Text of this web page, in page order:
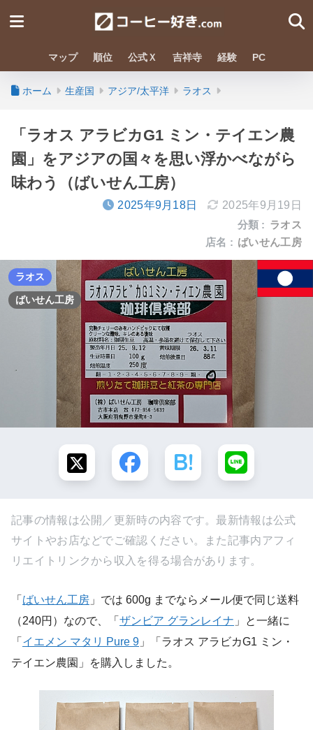
マップ 順位 公式Ｘ 吉祥寺 経験 PC
ホーム 生産国 アジア/太平洋 ラオス
「ラオス アラビカG1 ミン・テイエン農
園」をアジアの国々を思い浮かべながら
味わう（ばいせん工房）
2025年9月18日
2025年9月19日
分類 : ラオス
店名 : ばいせん工房
ラオス
ばいせん工房
記事の情報は公開／更新時の内容です。最新情報は公式
サイトやお店などでご確認ください。また記事内アフィ
リエイトリンクから収入を得る場合があります。
「 ばいせん工房 」では 600g までならメール便で同じ送料
（240円）なので、「 ザンビア グランレイナ 」と一緒に
「 イエメン マタリ Pure 9 」「ラオス アラビカG1 ミン・
テイエン農園」を購入しました。